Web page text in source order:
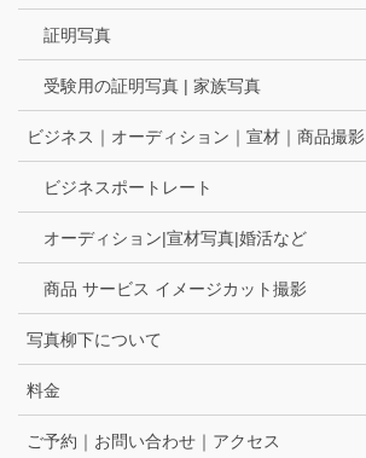
証明写真
受験用の証明写真 | 家族写真
ビジネス｜オーディション｜宣材｜商品撮影
ビジネスポートレート
オーディション|宣材写真|婚活など
商品 サービス イメージカット撮影
写真柳下について
料金
ご予約｜お問い合わせ｜アクセス